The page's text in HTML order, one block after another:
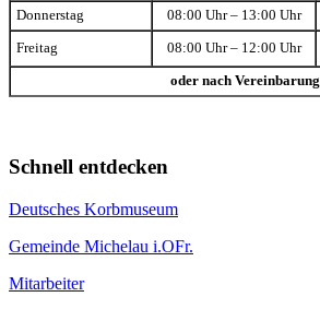
Donnerstag 08:00 Uhr – 13:00 Uhr
Freitag 08:00 Uhr – 12:00 Uhr
oder nach Vereinbarung
Schnell entdecken
Deutsches Korbmuseum
Gemeinde Michelau i.OFr.
Mitarbeiter